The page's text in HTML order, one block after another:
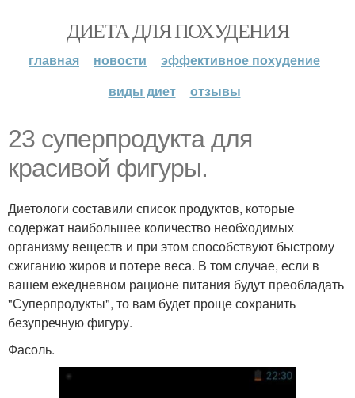
ДИЕТА ДЛЯ ПОХУДЕНИЯ
главная новости
эффективное похудение
виды диет
отзывы
23 суперпродукта для
красивой фигуры.
Диетологи составили список продуктов, которые
содержат наибольшее количество необходимых
организму веществ и при этом способствуют быстрому
сжиганию жиров и потере веса. В том случае, если в
вашем ежедневном рационе питания будут преобладать
"Суперпродукты", то вам будет проще сохранить
безупречную фигуру.
Фасоль.